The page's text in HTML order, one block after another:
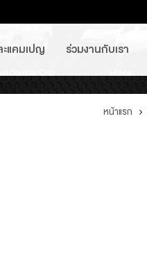
ะแคมเปญ ร่วมงานกับเรา
Vios Corolla Altis
Double Cab Hiace
Crysta Fortuner
หน้าแรก